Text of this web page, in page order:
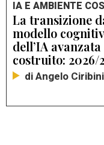
IA E AMBIENTE
La transizione
modello
dell’IA
costruito: 2026/
di Angelo Ciribini